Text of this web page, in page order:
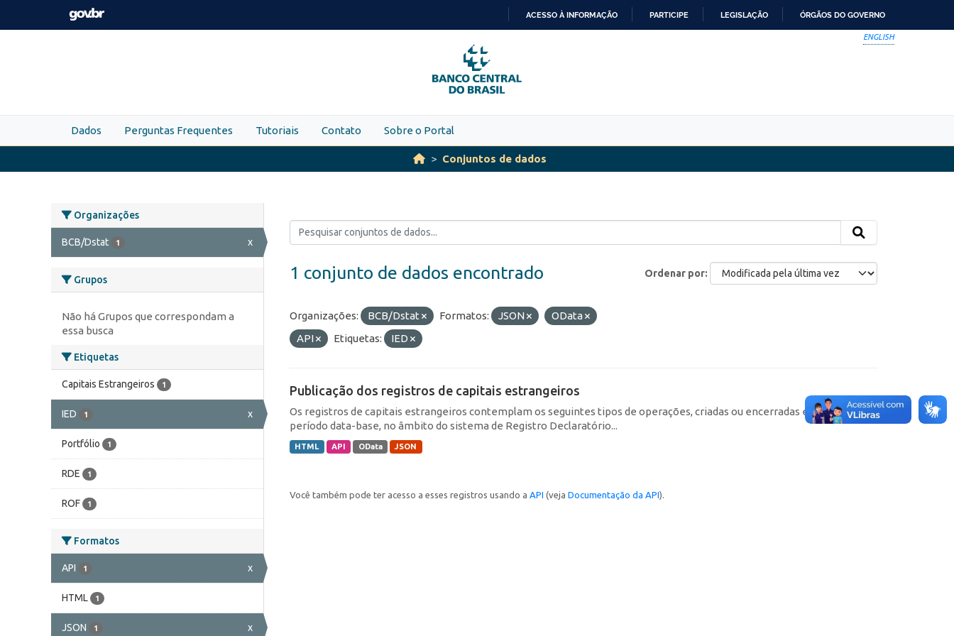
Skip to main content
PARA
O
CONTEÚDO
ACESSO À INFORMAÇÃO PARTICIPE LEGISLAÇÃO ÓRGÃOS DO GOVERNO
ENGLISH
Dados Perguntas Frequentes Tutoriais Contato Sobre o Portal
Conjuntos de dados
Organizações
BCB/Dstat 1 x
Grupos
Não há Grupos que correspondam a
essa busca
Etiquetas
Capitais Estrangeiros 1
IED 1 x
Portfólio 1
RDE 1
ROF 1
Formatos
API 1 x
HTML 1
JSON 1 x
Ordenar por
1 conjunto de dados encontrado
Organizações: BCB/Dstat Formatos: JSON
OData
API
Etiquetas: IED
Publicação dos registros de capitais estrangeiros
Os registros de capitais estrangeiros contemplam os seguintes tipos de operações, criadas ou encerradas em cada
período data-base, no âmbito do sistema de Registro Declaratório...
HTML API OData JSON
Você também pode ter acesso a esses registros usando a API (veja Documentação da API).